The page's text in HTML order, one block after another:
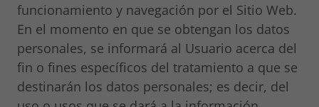
funcionamiento y navegación por el Sitio Web.
En el momento en que se obtengan los datos
personales, se informará al Usuario acerca del
fin o fines específicos del tratamiento a que se
destinarán los datos personales; es decir, del